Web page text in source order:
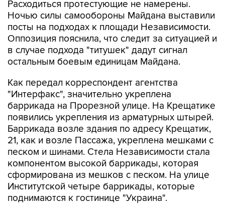
посты на подходах к площади Независимости.
Оппозиция пояснила, что следит за ситуацией и
в случае подхода "титушек" дадут сигнал
остальным боевым единицам Майдана.
Как передал корреспондент агентства
баррикада на Прорезной улице. На Крещатике
появились укрепления из арматурных штырей.
Баррикада возле здания по адресу Крещатик,
21, как и возле Пассажа, укреплена мешками с
песком и шинами. Стела Независимости стала
компонентом высокой баррикады, которая
сформирована из мешков с песком. На улице
Институтской четыре баррикады, которые
поднимаются к гостинице "Украина".
Холм возле Октябрьского дворца превращен